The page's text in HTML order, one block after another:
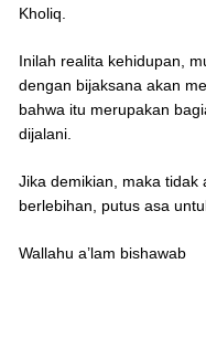
Kholiq.
Inilah realita kehidupan,
dengan bijaksana akan
bahwa itu merupakan
dijalani.
Jika demikian, maka tidak
berlebihan, putus asa
Wallahu a’lam bishawab